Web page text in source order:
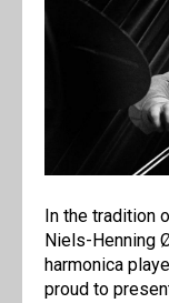
In the tradition
Niels-Henning
harmonica
proud to